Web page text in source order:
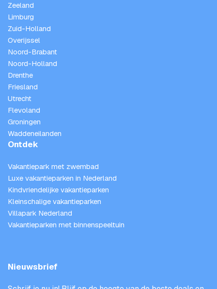
Zeeland
Limburg
Zuid-Holland
Overijssel
Noord-Brabant
Noord-Holland
Drenthe
Friesland
Utrecht
Flevoland
Groningen
Waddeneilanden
Ontdek
Vakantiepark met zwembad
Luxe vakantieparken in Nederland
Kindvriendelijke vakantieparken
Kleinschalige vakantieparken
Villapark Nederland
Vakantieparken met binnenspeeltuin
Nieuwsbrief